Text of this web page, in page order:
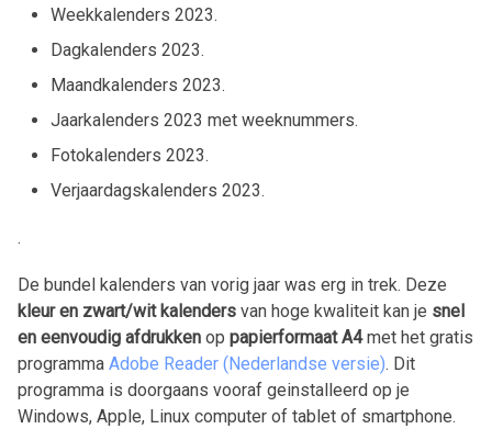
Weekkalenders 2023.
Dagkalenders 2023.
Maandkalenders 2023.
Jaarkalenders 2023 met weeknummers.
Fotokalenders 2023.
Verjaardagskalenders 2023.
.
De bundel kalenders van vorig jaar was erg in trek. Deze
kleur en zwart/wit kalenders van hoge kwaliteit kan je snel
en eenvoudig afdrukken op papierformaat A4met het gratis
programma Adobe Reader (Nederlandse versie). Dit
programma is doorgaans vooraf geinstalleerd op je
Windows, Apple, Linux computer of tablet of smartphone.